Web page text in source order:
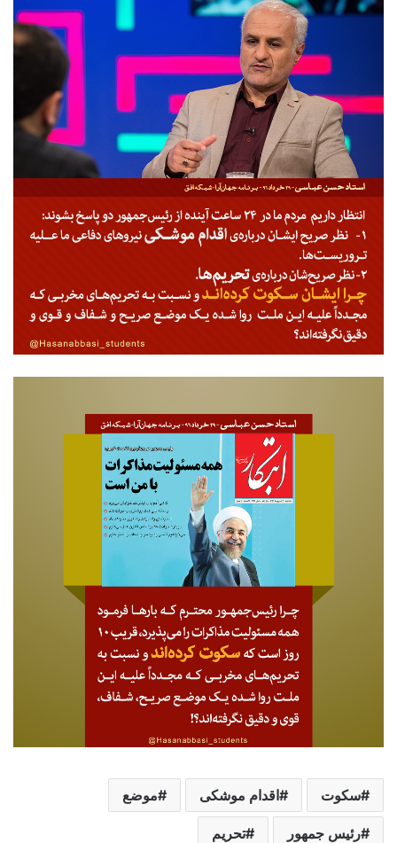
سکوت اقدام موشکی موضع
رئیس جمهور تحریم